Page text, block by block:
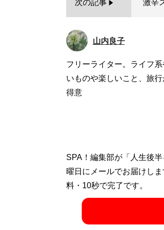
次の記事 激辛
山内良子
フリーライター。ライフ
いものや楽しいこと、旅
得意
SPA！編集部が「人生後
曜日にメールでお届けし
料・10秒で完了です。